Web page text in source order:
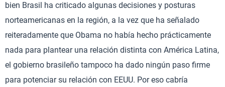
bien Brasil ha criticado algunas decisiones y posturas
norteamericanas en la región, a la vez que ha señalado
reiteradamente que Obama no había hecho prácticamente
nada para plantear una relación distinta con América Latina,
el gobierno brasileño tampoco ha dado ningún paso firme
para potenciar su relación con EEUU. Por eso cabría